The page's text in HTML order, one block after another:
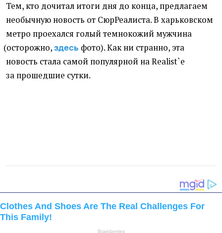
Тем, кто дочитал итоги дня до конца, предлагаем
необычную новость от СюрРеалиста. В харьковском
метро проехался голый темнокожий мужчина
(осторожно, здесь фото). Как ни странно, эта
новость стала самой популярной на Realist`е
за прошедшие сутки.